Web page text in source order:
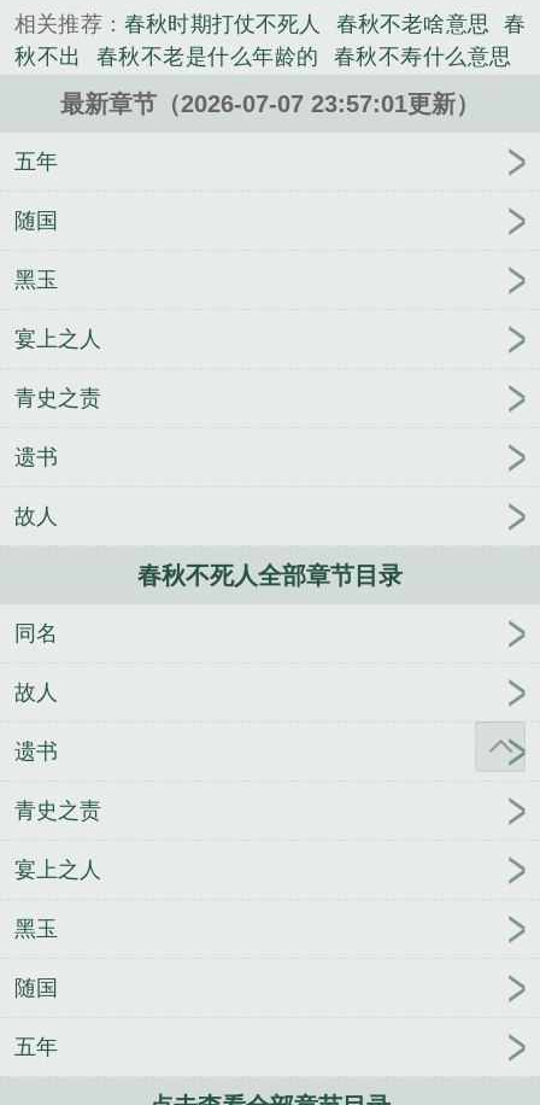
《春秋不死人》是窥影无声精心创作的军史类小说。
相关推荐： 春秋时期打仗不死人 春秋不老啥意思
春
秋不出
春秋不老是什么年龄的
春秋不寿什么意思
春秋不老多少岁
春秋不败 春秋为什么不灭国
轮回：水底那位是我前世！
我们不属于人类 阴阳五
行七星君
魏庭枝
洪荒开局我就无敌了
D级废物？怎么星际男神都娇宠
局造手机
文字武
我也要玩蓝银草吗
错撩反派，被疯批摄政王强娶豪
夺
昆仑镜之九州圣兽录
错嫁权臣后，病弱美人挺孕
肚驯夫
全职圣途
最新章节（2026-07-07 23:57:01更新）
五年
随国
黑玉
宴上之人
青史之责
遗书
故人
春秋不死人全部章节目录
同名
故人
遗书
青史之责
宴上之人
黑玉
随国
五年